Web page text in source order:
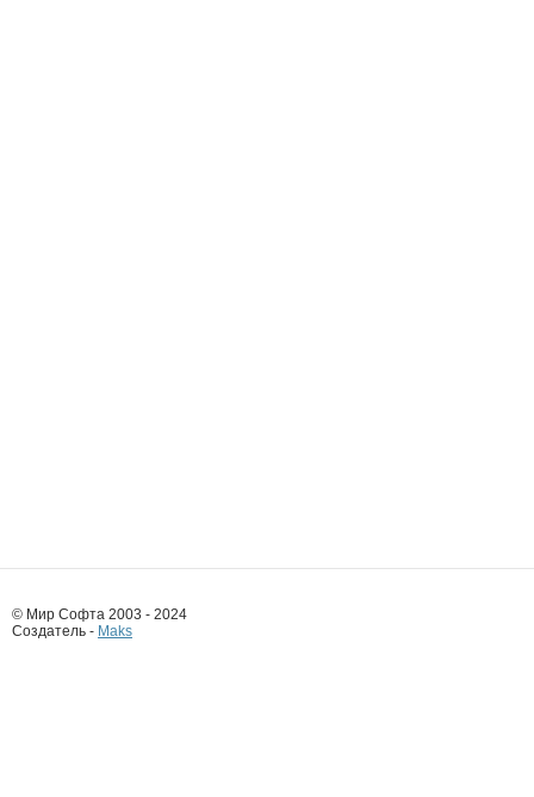
© Мир Софта 2003 - 2024
Создатель - Maks